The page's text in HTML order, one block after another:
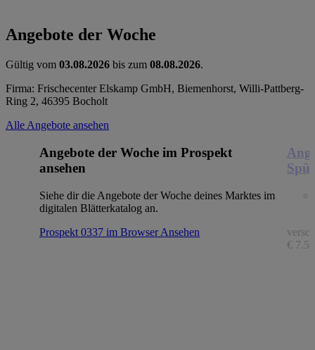
Angebote der Woche
Gültig vom 03.08.2026 bis zum 08.08.2026.
Firma: Frischecenter Elskamp GmbH, Biemenhorst, Willi-Pattberg-
Ring 2, 46395 Bocholt
Alle Angebote ansehen
Angebote der Woche im Prospekt
ansehen
Siehe dir die Angebote der Woche deines Marktes im
digitalen Blätterkatalog an.
Prospekt 0337 im BrowserAnsehen
€